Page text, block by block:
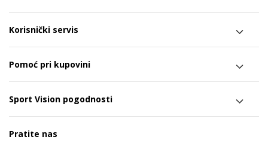
Korisnički servis
Pomoć pri kupovini
Sport Vision pogodnosti
Pratite nas